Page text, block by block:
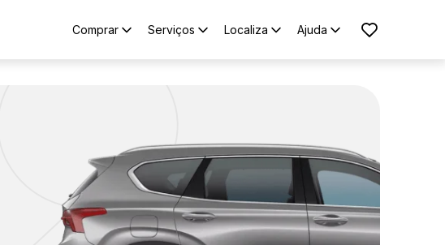
Comprar Serviços Localiza Ajuda